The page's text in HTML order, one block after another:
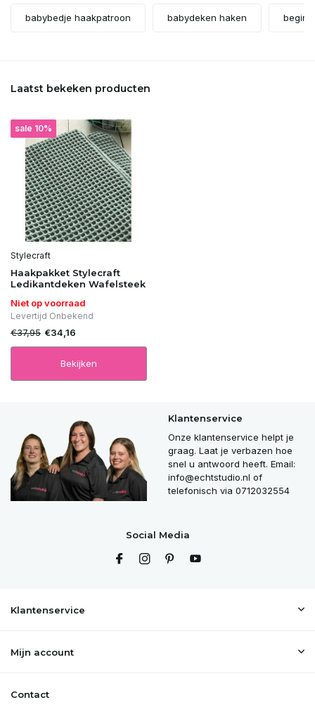
Uitverkocht
Uitverkocht
Uitverkocht
babybedje haakpatroon babydeken haken
Laatst bekeken producten
sale 10%
Stylecraft
Haakpakket Stylecraft
Ledikantdeken Wafelsteek
Niet op voorraad
Levertijd Onbekend
€37,95 €34,16
Bekijken
Klantenservice
Onze klantenservice helpt je
graag. Laat je verbazen hoe
snel u antwoord heeft. Email:
info@echtstudio.nl of
telefonisch via 0712032554
Social Media
Klantenservice
Mijn account
Contact